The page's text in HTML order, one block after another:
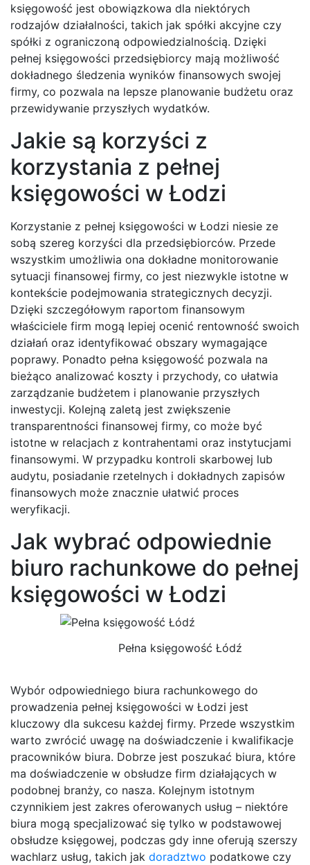
księgowość jest obowiązkowa dla niektórych
rodzajów działalności, takich jak spółki akcyjne czy
spółki z ograniczoną odpowiedzialnością. Dzięki
pełnej księgowości przedsiębiorcy mają możliwość
dokładnego śledzenia wyników finansowych swojej
firmy, co pozwala na lepsze planowanie budżetu oraz
przewidywanie przyszłych wydatków.
Jakie są korzyści z
korzystania z pełnej
księgowości w Łodzi
Korzystanie z pełnej księgowości w Łodzi niesie ze
sobą szereg korzyści dla przedsiębiorców. Przede
wszystkim umożliwia ona dokładne monitorowanie
sytuacji finansowej firmy, co jest niezwykle istotne w
kontekście podejmowania strategicznych decyzji.
Dzięki szczegółowym raportom finansowym
właściciele firm mogą lepiej ocenić rentowność swoich
działań oraz identyfikować obszary wymagające
poprawy. Ponadto pełna księgowość pozwala na
bieżąco analizować koszty i przychody, co ułatwia
zarządzanie budżetem i planowanie przyszłych
inwestycji. Kolejną zaletą jest zwiększenie
transparentności finansowej firmy, co może być
istotne w relacjach z kontrahentami oraz instytucjami
finansowymi. W przypadku kontroli skarbowej lub
audytu, posiadanie rzetelnych i dokładnych zapisów
finansowych może znacznie ułatwić proces
weryfikacji.
Jak wybrać odpowiednie
biuro rachunkowe do pełnej
księgowości w Łodzi
Pełna księgowość Łódź
Wybór odpowiedniego biura rachunkowego do
prowadzenia pełnej księgowości w Łodzi jest
kluczowy dla sukcesu każdej firmy. Przede wszystkim
warto zwrócić uwagę na doświadczenie i kwalifikacje
pracowników biura. Dobrze jest poszukać biura, które
ma doświadczenie w obsłudze firm działających w
podobnej branży, co nasza. Kolejnym istotnym
czynnikiem jest zakres oferowanych usług – niektóre
biura mogą specjalizować się tylko w podstawowej
obsłudze księgowej, podczas gdy inne oferują szerszy
wachlarz usług, takich jak doradztwo podatkowe czy